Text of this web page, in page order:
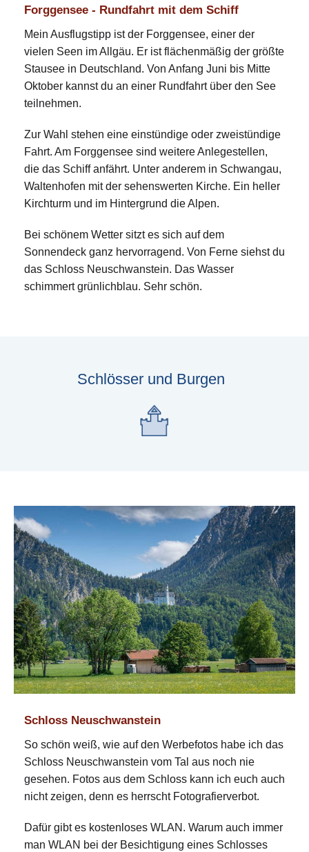
Forggensee - Rundfahrt mit dem Schiff
Mein Ausflugstipp ist der Forggensee, einer der
vielen Seen im Allgäu. Er ist flächenmäßig der größte
Stausee in Deutschland. Von Anfang Juni bis Mitte
Oktober kannst du an einer Rundfahrt über den See
teilnehmen.
Zur Wahl stehen eine einstündige oder zweistündige
Fahrt. Am Forggensee sind weitere Anlegestellen,
die das Schiff anfährt. Unter anderem in Schwangau,
Waltenhofen mit der sehenswerten Kirche. Ein heller
Kirchturm und im Hintergrund die Alpen.
Bei schönem Wetter sitzt es sich auf dem
Sonnendeck ganz hervorragend. Von Ferne siehst du
das Schloss Neuschwanstein. Das Wasser
schimmert grünlichblau. Sehr schön.
Schlösser und Burgen
Schloss Neuschwanstein
So schön weiß, wie auf den Werbefotos habe ich das
Schloss Neuschwanstein vom Tal aus noch nie
gesehen. Fotos aus dem Schloss kann ich euch auch
nicht zeigen, denn es herrscht Fotografierverbot.
Dafür gibt es kostenloses WLAN. Warum auch immer
man WLAN bei der Besichtigung eines Schlosses